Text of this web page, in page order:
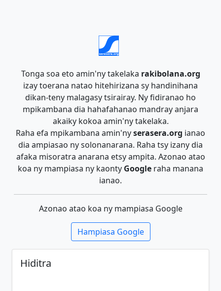
Tonga soa eto amin'ny takelaka rakibolana.org
izay toerana natao hitehirizana sy handinihana
dikan-teny malagasy tsirairay. Ny fidiranao ho
mpikambana dia hahafahanao mandray anjara
akaiky kokoa amin'ny takelaka.
Raha efa mpikambana amin'nyserasera.org ianao
dia ampiasao ny solonanarana. Raha tsy izany dia
afaka misoratra anarana etsy ampita. Azonao atao
koa ny mampiasa ny kaonty Google raha manana
ianao.
Azonao atao koa ny mampiasa Google
Hampiasa Google
Hiditra